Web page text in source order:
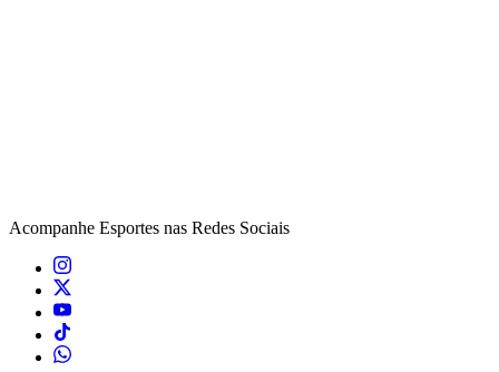
Acompanhe Esportes nas Redes Sociais